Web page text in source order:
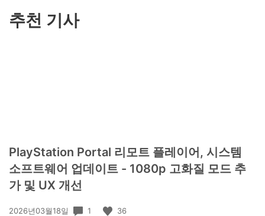
추천 기사
PlayStation Portal 리모트 플레이어, 시스템
소프트웨어 업데이트 - 1080p 고화질 모드 추
가 및 UX 개선
공
2026년03월18일 1 36